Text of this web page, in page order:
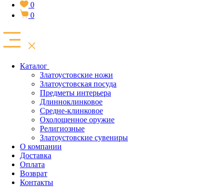
0
0
Каталог
Златоустовские ножи
Златоустовская посуда
Предметы интерьера
Длинноклинковое
Средне-клинковое
Охолощенное оружие
Религиозные
Златоустовские сувениры
О компании
Доставка
Оплата
Возврат
Контакты